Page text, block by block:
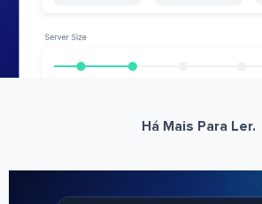
Há Mais Para Ler.